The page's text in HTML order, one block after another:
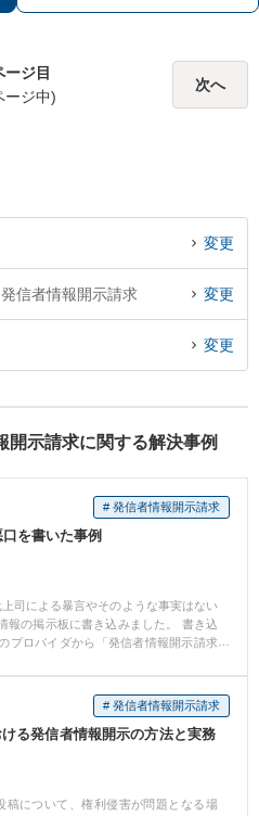
査や審査請求、国際税務も対応可能
ージ目
ージ中)
次へ
変更
信者情報開示請求 変更
変更
開示請求に関する解決事例
# 発信者情報開示請求
を書いた事例
司による暴言やそのような事実はない
報の掲示板に書き込みました。 書き込
プロバイダから「発信者情報開示請求
Aさんは慌てて当事務所に相談しまし
とは明らかでしたのでAさんが発信者で
る術はなく、直ぐに謝罪をして示談交
怒りは強く損害賠償として300万円を
での示談が成立し無事解決となりまし
# 発信者情報開示請求
る発信者情報開示の方法と実務
稿について、権利侵害が問題となる場